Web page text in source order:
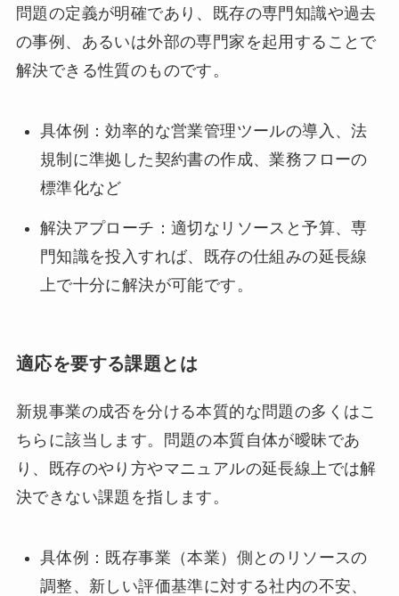
問題の定義が明確であり、既存の専門知識や過去
の事例、あるいは外部の専門家を起用することで
解決できる性質のものです。
具体例：効率的な営業管理ツールの導入、法
規制に準拠した契約書の作成、業務フローの
標準化など
解決アプローチ：適切なリソースと予算、専
門知識を投入すれば、既存の仕組みの延長線
上で十分に解決が可能です。
適応を要する課題とは
新規事業の成否を分ける本質的な問題の多くはこ
ちらに該当します。問題の本質自体が曖昧であ
り、既存のやり方やマニュアルの延長線上では解
決できない課題を指します。
具体例：既存事業（本業）側とのリソースの
調整、新しい評価基準に対する社内の不安、